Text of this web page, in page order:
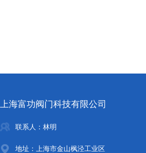
上海富功阀门科技有限公司
联系人：林明
地址：上海市金山枫泾工业区